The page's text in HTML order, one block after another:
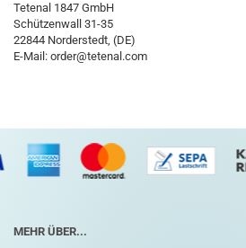
Tetenal 1847 GmbH
Schützenwall 31-35
22844 Norderstedt, (DE)
E-Mail: order@tetenal.com
MEHR ÜBER...